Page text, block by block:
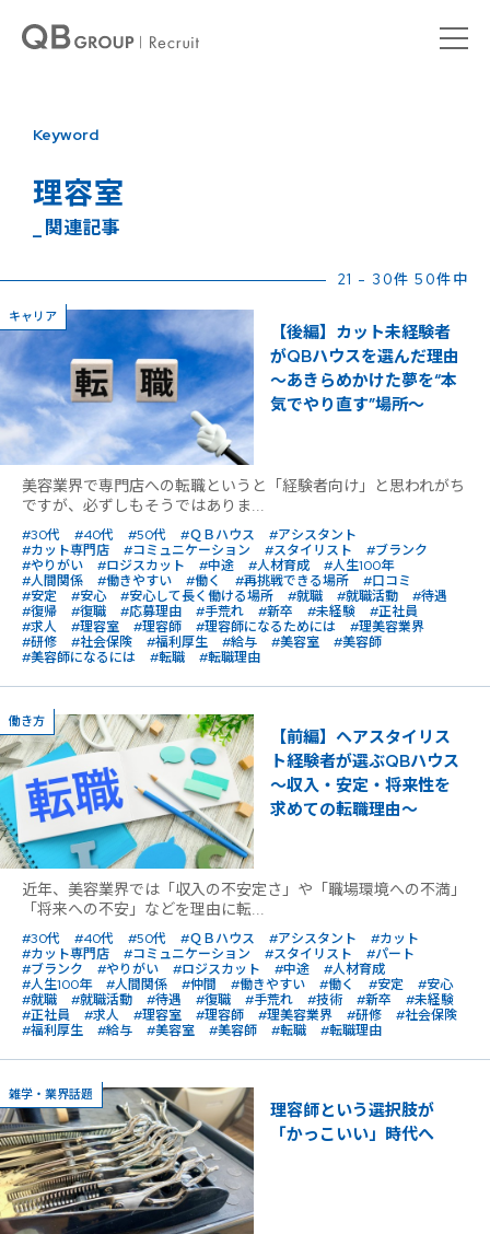
Keyword
理容室
_ 関連記事
21 - 30件 50件中
キャリア
【後編】カット未経験者
がQBハウスを選んだ理由
〜あきらめかけた夢を“本
気でやり直す”場所〜
美容業界で専門店への転職というと「経験者向け」と思われがち
ですが、必ずしもそうではありま...
#30代 #40代 #50代 #ＱＢハウス
#アシスタント
#カット専門店
#コミュニケーション #スタイリスト
#ブランク
#やりがい
#ロジスカット #中途 #人材育成
#人生100年
#人間関係
#働きやすい #働く #再挑戦できる場所
#口コミ
#安定
#安心 #安心して長く働ける場所 #就職 #就職活動
#待遇
#復帰
#復職 #応募理由 #手荒れ #新卒 #未経験
#正社員
#求人
#理容室 #理容師 #理容師になるためには
#理美容業界
#研修
#社会保険 #福利厚生 #給与 #美容室
#美容師
#美容師になるには
#転職 #転職理由
働き方
【前編】ヘアスタイリス
ト経験者が選ぶQBハウス
〜収入・安定・将来性を
求めての転職理由〜
近年、美容業界では「収入の不安定さ」や「職場環境への不満」
「将来への不安」などを理由に転...
#30代 #40代 #50代 #ＱＢハウス #アシスタント
#カット
#カット専門店
#コミュニケーション #スタイリスト
#パート
#ブランク
#やりがい #ロジスカット #中途
#人材育成
#人生100年
#人間関係 #仲間 #働きやすい #働く #安定
#安心
#就職
#就職活動 #待遇 #復職 #手荒れ #技術 #新卒
#未経験
#正社員
#求人 #理容室 #理容師 #理美容業界 #研修
#社会保険
#福利厚生
#給与 #美容室 #美容師 #転職 #転職理由
雑学・業界話題
理容師という選択肢が
「かっこいい」時代へ